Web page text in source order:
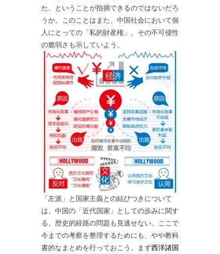
た 、ということが指摘できるのではないだろ
うか。このことはまた、中国社会において個
人にとっての「私的財産権」、その不可侵性
の脆弱さも示していよう。
「左派」と国家主義との結びつきについて
は、中国の「近代国家」としての歩みに関す
る、歴史的経路の問題も見逃せない。ここで
今までの考察を整理するためにも、やや教科
書的なまとめを行っておこう。まず西洋諸国